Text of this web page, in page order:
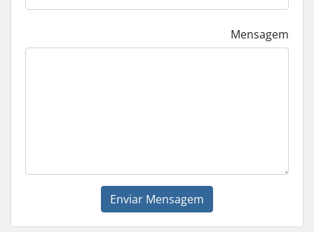
Mensagem
Enviar Mensagem